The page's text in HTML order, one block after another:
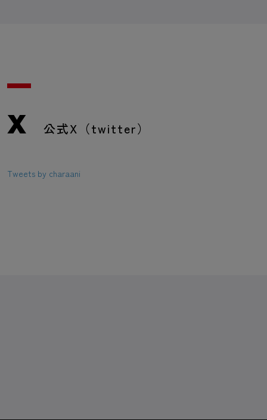
X 公式X（twitter）
Tweets by charaani